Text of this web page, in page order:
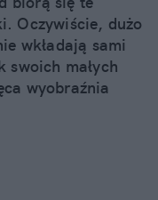
Oczywiście, dużo
wkładają sami
małych
wyobraźnia